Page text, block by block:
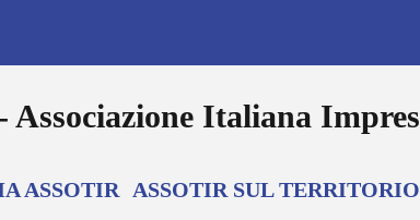
ASSOTIR ASSOTIR SUL TERRITORIO